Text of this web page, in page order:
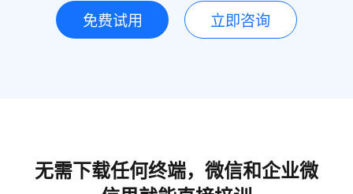
免费试用 立即咨询
无需下载任何终端，微信和企业微